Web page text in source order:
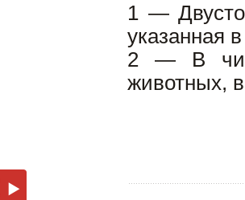
1 —
указанная
2 — В
животных,